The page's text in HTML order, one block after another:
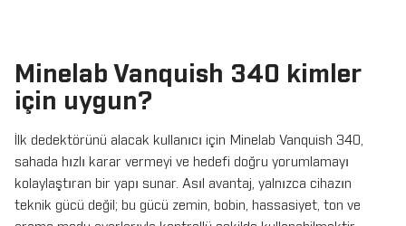
Minelab Vanquish 340 kimler
için uygun?
İlk dedektörünü alacak kullanıcı için Minelab Vanquish 340,
sahada hızlı karar vermeyi ve hedefi doğru yorumlamayı
kolaylaştıran bir yapı sunar. Asıl avantaj, yalnızca cihazın
teknik gücü değil; bu gücü zemin, bobin, hassasiyet, ton ve